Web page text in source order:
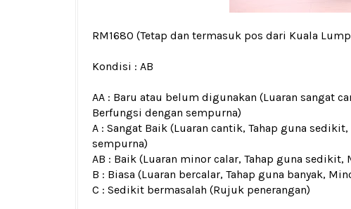
RM1680 (Tetap dan termasuk pos dari Kuala
Kondisi : AB
AA : Baru atau belum digunakan (Luaran sangat
Berfungsi dengan sempurna)
A : Sangat Baik (Luaran cantik, Tahap guna
sempurna)
AB : Baik (Luaran minor calar, Tahap guna
B : Biasa (Luaran bercalar, Tahap guna banyak,
C : Sedikit bermasalah (Rujuk penerangan)